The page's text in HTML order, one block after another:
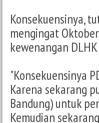
Konsekuensinya,
mengingat
kewenangan
"Konsekuensinya
Karena sekarang
Bandung) untuk
Kemudian